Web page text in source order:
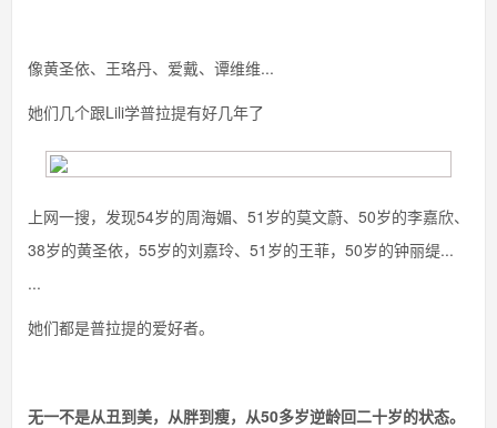
像黄圣依、王珞丹、爱戴、谭维维...
她们几个跟Lili学普拉提有好几年了
上网一搜，发现54岁的周海媚、51岁的莫文蔚、50岁的李嘉欣、
38岁的黄圣依，55岁的刘嘉玲、51岁的王菲，50岁的钟丽缇...
...
她们都是普拉提的爱好者。
无一不是从丑到美，从胖到瘦，从50多岁逆龄回二十岁的状态。